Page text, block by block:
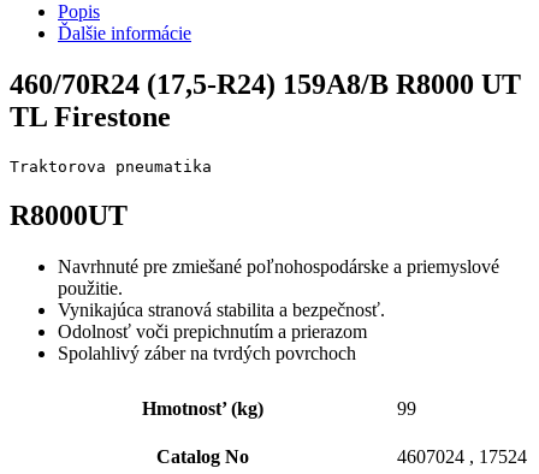
Popis
Ďalšie informácie
460/70R24 (17,5-R24) 159A8/B R8000 UT
TL Firestone
R8000UT
Navrhnuté pre zmiešané poľnohospodárske a priemyslové
použitie.
Vynikajúca stranová stabilita a bezpečnosť.
Odolnosť voči prepichnutím a prierazom
Spolahlivý záber na tvrdých povrchoch
Hmotnost’ (kg) 99
Catalog No 4607024 , 17524